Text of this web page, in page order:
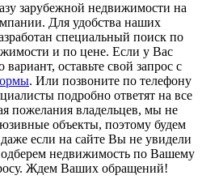
зарубежной недвижимости на
Для удобства наших
специальный поиск по
и по цене. Если у Вас
вариант, оставьте свой запрос с
. Или позвоните по телефону
подробно ответят на все
пожелания владельцев, мы не
объекты, поэтому будем
если на сайте Вы не увидели
недвижимость по Вашему
Ждем Ваших обращений!